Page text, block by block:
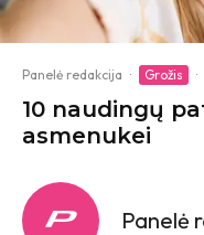
Panelė redakcija · Grožis ·
10 naudingų
asmenukei
Panelė